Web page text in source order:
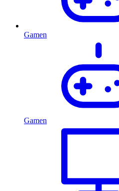
Gamen
Gamen